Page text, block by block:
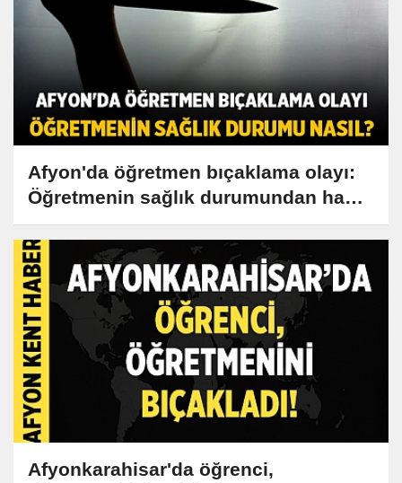
Afyon'da öğretmen bıçaklama olayı:
Öğretmenin sağlık durumundan haber
var!
Afyonkarahisar'da öğrenci,